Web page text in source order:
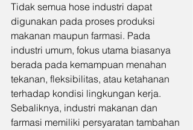
Tidak semua hose industri dapat
digunakan pada proses produksi
makanan maupun farmasi. Pada
industri umum, fokus utama biasanya
berada pada kemampuan menahan
tekanan, fleksibilitas, atau ketahanan
terhadap kondisi lingkungan kerja.
Sebaliknya, industri makanan dan
farmasi memiliki persyaratan tambahan